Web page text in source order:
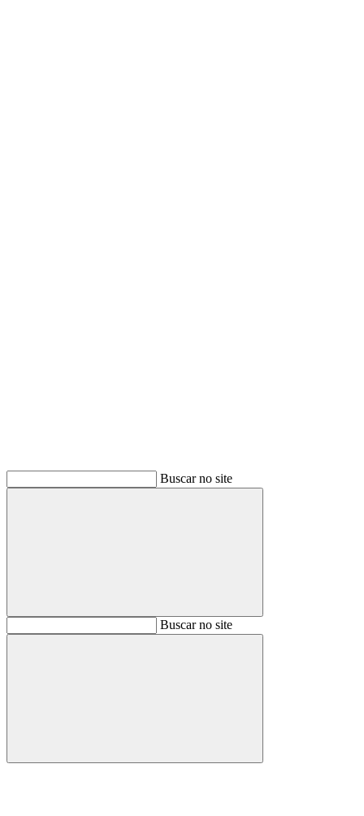
Buscar no site
BuscarBuscar no site
Buscar